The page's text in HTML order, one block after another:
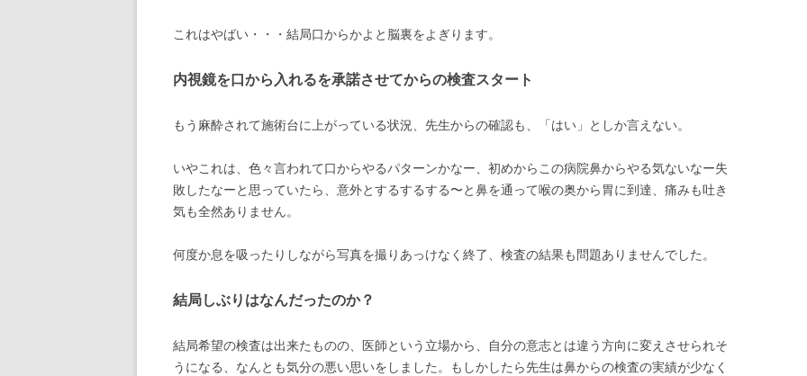
これはやばい・・・結局口からかよと脳裏をよぎります。
内視鏡を口から入れるを承諾させてからの検査スタート
もう麻酔されて施術台に上がっている状況、先生からの確認も、「はい」としか言えない。
いやこれは、色々言われて口からやるパターンかなー、初めからこの病院鼻からやる気ないなー失
敗したなーと思っていたら、意外とするするする〜と鼻を通って喉の奥から胃に到達、痛みも吐き
気も全然ありません。
何度か息を吸ったりしながら写真を撮りあっけなく終了、検査の結果も問題ありませんでした。
結局しぶりはなんだったのか？
結局希望の検査は出来たものの、医師という立場から、自分の意志とは違う方向に変えさせられそ
うになる、なんとも気分の悪い思いをしました。もしかしたら先生は鼻からの検査の実績が少なく